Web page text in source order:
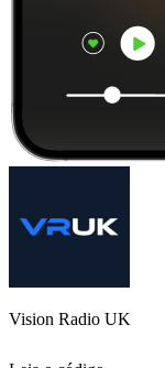
Vision Radio UK